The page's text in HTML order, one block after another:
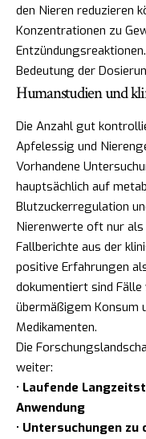
den Nieren reduzieren
Konzentrationen zu
Bedeutung der
Humanstudien und
Die Anzahl gut
Apfelessig und
Vorhandene
hauptsächlich auf
Blutzuckerregulation
Nierenwerte oft nur
Fallberichte aus der
positive Erfahrungen
dokumentiert sind
übermäßigem Konsum
Medikamenten.
Die
weiter:
• Laufende
Anwendung
• Untersuchungen zu